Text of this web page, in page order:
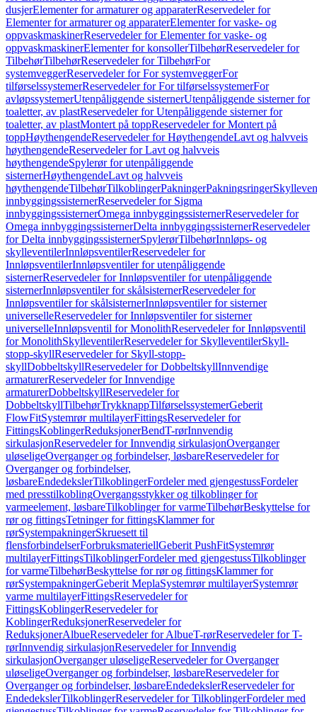
dusjerElementer for armaturer og apparaterReservedeler for
Elementer for armaturer og apparaterElementer for vaske- og
oppvaskmaskinerReservedeler for Elementer for vaske- og
oppvaskmaskinerElementer for konsollerTilbehørReservedeler for
TilbehørTilbehørReservedeler for TilbehørFor
systemveggerReservedeler for For systemveggerFor
tilførselssystemerReservedeler for For tilførselssystemerFor
avløpssystemerUtenpåliggende sisternerUtenpåliggende sisterner for
toaletter, av plastReservedeler for Utenpåliggende sisterner for
toaletter, av plastMontert på toppReservedeler for Montert på
toppHøythengendeReservedeler for HøythengendeLavt og halvveis
høythengendeReservedeler for Lavt og halvveis
høythengendeSpylerør for utenpåliggende
sisternerHøythengendeLavt og halvveis
høythengendeTilbehørTilkoblingerPakningerPakningsringer
innbyggingssisternerReservedeler for Sigma
innbyggingssisternerOmega innbyggingssisternerReservedeler for
Omega innbyggingssisternerDelta innbyggingssisternerReservedeler
for Delta innbyggingssisternerSpylerørTilbehørInnløps- og
skylleventilerInnløpsventilerReservedeler for
InnløpsventilerInnløpsventiler for utenpåliggende
sisternerReservedeler for Innløpsventiler for utenpåliggende
sisternerInnløpsventiler for skålsisternerReservedeler for
Innløpsventiler for skålsisternerInnløpsventiler for sisterner
universelleReservedeler for Innløpsventiler for sisterner
universelleInnløpsventil for MonolithReservedeler for Innløpsventil
for MonolithSkylleventilerReservedeler for SkylleventilerSkyll-
stopp-skyllReservedeler for Skyll-stopp-
skyllDobbeltskyllReservedeler for DobbeltskyllInnvendige
armaturerReservedeler for Innvendige
armaturerDobbeltskyllReservedeler for
DobbeltskyllTilbehørTrykknappTilførselssystemerGeberit
FlowFitSystemrør multilayerFittingsReservedeler for
FittingsKoblingerReduksjonerBendT-rørInnvendig
sirkulasjonReservedeler for Innvendig sirkulasjonOverganger
uløseligeOverganger og forbindelser, løsbareReservedeler for
Overganger og forbindelser,
løsbareEndedekslerTilkoblingerFordeler med gjengestussFordeler
med presstilkoblingOvergangsstykker og tilkoblinger for
varmeelement, løsbareTilkoblinger for varmeTilbehørBeskyttelse for
rør og fittingsTetninger for fittingsKlammer for
rørSystempakningerSkruesett til
flensforbindelserForbruksmateriellGeberit PushFitSystemrør
multilayerFittingsTilkoblingerFordeler med gjengestussTilkoblinger
for varmeTilbehørBeskyttelse for rør og fittingsKlammer for
rørSystempakningerGeberit MeplaSystemrør multilayerSystemrør
varme multilayerFittingsReservedeler for
FittingsKoblingerReservedeler for
KoblingerReduksjonerReservedeler for
ReduksjonerAlbueReservedeler for AlbueT-rørReservedeler for T-
rørInnvendig sirkulasjonReservedeler for Innvendig
sirkulasjonOverganger uløseligeReservedeler for Overganger
uløseligeOverganger og forbindelser, løsbareReservedeler for
Overganger og forbindelser, løsbareEndedekslerReservedeler for
EndedekslerTilkoblingerReservedeler for TilkoblingerFordeler med